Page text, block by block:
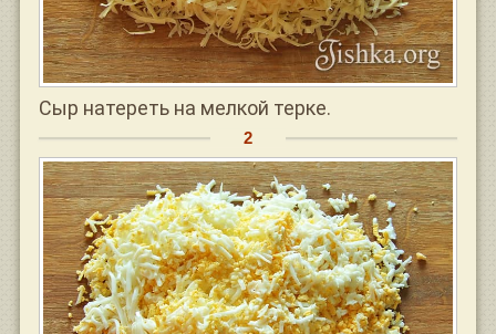
Сыр натереть на мелкой терке.